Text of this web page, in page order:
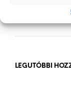
LEGUTÓBBI